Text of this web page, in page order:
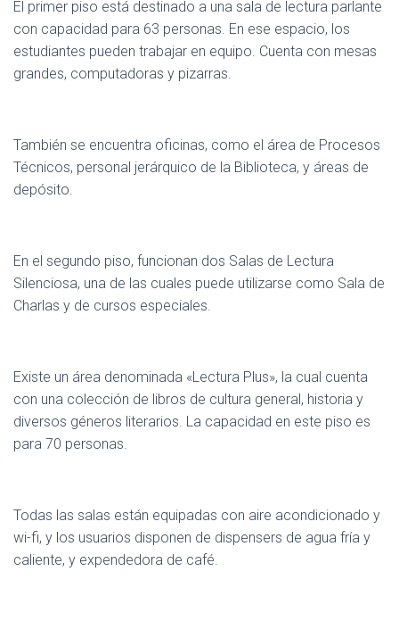
El primer piso está destinado a una sala de lectura parlante
con capacidad para 63 personas. En ese espacio, los
estudiantes pueden trabajar en equipo. Cuenta con mesas
grandes, computadoras y pizarras.
También se encuentra oficinas, como el área de Procesos
Técnicos, personal jerárquico de la Biblioteca, y áreas de
depósito.
En el segundo piso, funcionan dos Salas de Lectura
Silenciosa, una de las cuales puede utilizarse como Sala de
Charlas y de cursos especiales.
Existe un área denominada «Lectura Plus», la cual cuenta
con una colección de libros de cultura general, historia y
diversos géneros literarios. La capacidad en este piso es
para 70 personas.
Todas las salas están equipadas con aire acondicionado y
wi-fi, y los usuarios disponen de dispensers de agua fría y
caliente, y expendedora de café.